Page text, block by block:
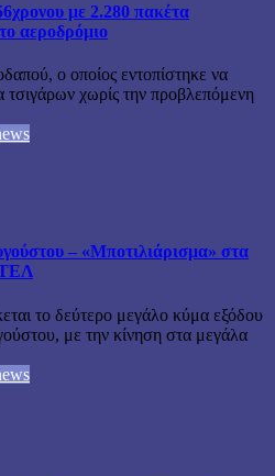
με 2.280 πακέτα
αεροδρόμιο
ο οποίος εντοπίστηκε να
τσιγάρων χωρίς την προβλεπόμενη
– «Μποτιλιάρισμα» στα
το δεύτερο μεγάλο κύμα εξόδου
με την κίνηση στα μεγάλα